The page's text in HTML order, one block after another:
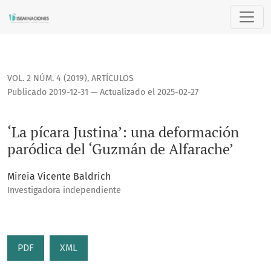
‘La pícara Justina’: una deformación paródica del ‘Guzmán
VOL. 2 NÚM. 4 (2019), ARTÍCULOS
‘La pícara Justina’: una deformación
paródica del ‘Guzmán de Alfarache’
Publicado 2019-12-31 — Actualizado el 2025-02-27
Mireia Vicente Baldrich
Investigadora independiente
PDF XML